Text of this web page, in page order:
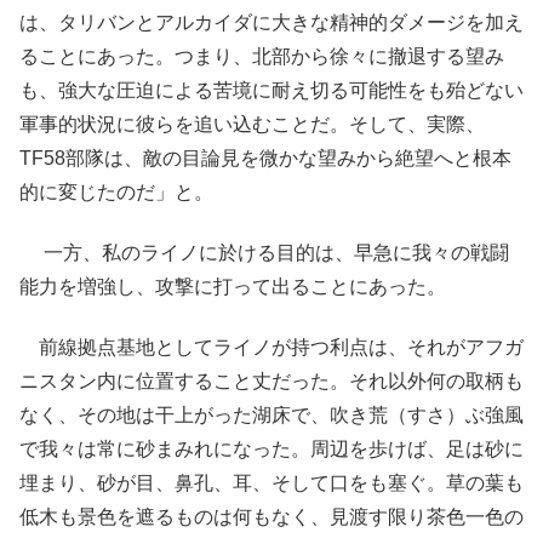
は、タリバンとアルカイダに大きな精神的ダメージを加え
ることにあった。つまり、北部から徐々に撤退する望み
も、強大な圧迫による苦境に耐え切る可能性をも殆どない
軍事的状況に彼らを追い込むことだ。そして、実際、
TF58部隊は、敵の目論見を微かな望みから絶望へと根本
的に変じたのだ」と。
一方、私のライノに於ける目的は、早急に我々の戦闘
能力を増強し、攻撃に打って出ることにあった。
前線拠点基地としてライノが持つ利点は、それがアフガ
ニスタン内に位置すること丈だった。それ以外何の取柄も
なく、その地は干上がった湖床で、吹き荒（すさ）ぶ強風
で我々は常に砂まみれになった。周辺を歩けば、足は砂に
埋まり、砂が目、鼻孔、耳、そして口をも塞ぐ。草の葉も
低木も景色を遮るものは何もなく、見渡す限り茶色一色の